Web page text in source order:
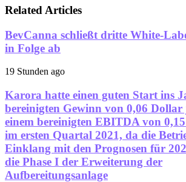
Related Articles
BevCanna schließt dritte White-
in Folge ab
19 Stunden ago
Karora hatte einen guten Start ins
bereinigten Gewinn von 0,06
einem bereinigten EBITDA von
im ersten Quartal 2021, da die
Einklang mit den Prognosen für
die Phase I der Erweiterung der
Aufbereitungsanlage